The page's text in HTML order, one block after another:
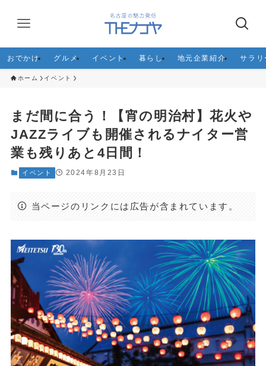
おでかけ グルメ イベント 暮らし 地元企業紹介 サラリ
ホーム イベント
まだ間に合う！【宵の明治村】花火や
JAZZライブも開催されるナイター営
業も残りあと4日間！
イベント 2024年8月23日
当ページのリンクには広告が含まれています。